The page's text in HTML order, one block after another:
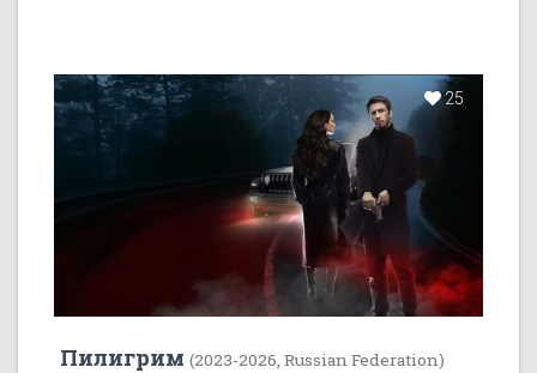
25
Пилигрим (2023-2026, Russian Federation)